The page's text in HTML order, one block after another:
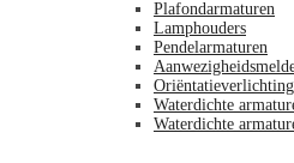
Plafondarmaturen
Lamphouders
Pendelarmaturen
Oriëntatieverlichting
Waterdichte
Waterdichte